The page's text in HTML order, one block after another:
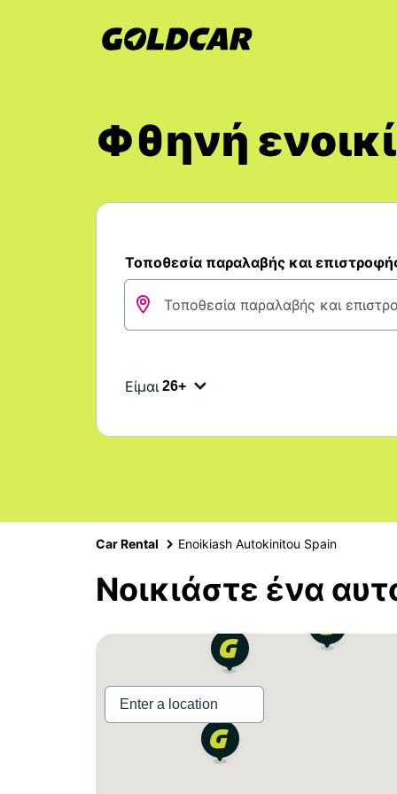
Φθηνή
Τοποθεσία παραλαβής και
Είμαι
Car Rental Enoikiash Autokinitou Spain
Νοικιάστε ένα